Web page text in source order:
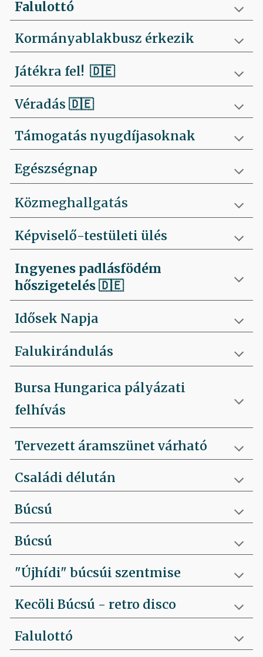
Falulottó
Kormányablakbusz érkezik
Játékra fel!🇩🇪
Véradás🇩🇪
Támogatás nyugdíjasoknak
Egészségnap
Közmeghallgatás
Képviselő-testületi ülés
Ingyenes padlásfödém
hőszigetelés🇩🇪
Idősek Napja
Falukirándulás
Bursa Hungarica pályázati
felhívás
Tervezett áramszünet várható
Családi délután
Búcsú
Búcsú
"Újhídi" búcsúi szentmise
Kecöli Búcsú - retro disco
Falulottó